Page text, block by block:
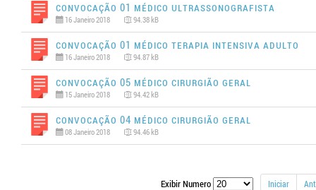
Convocação 01 Médico Ultrassonografista
16 Janeiro 2018 94.38 kB
Convocação 01 Médico Terapia Intensiva Adulto
16 Janeiro 2018 94.87 kB
Convocação 05 Médico Cirurgião Geral
15 Janeiro 2018 94.42 kB
Convocação 04 Médico Cirurgião Geral
08 Janeiro 2018 94.46 kB
Exibir Numero Iniciar Ant